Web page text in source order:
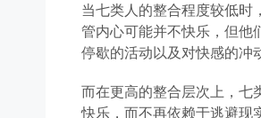
当七类人的整合程度较低时
管内心可能并不快乐，但他
停歇的活动以及对快感的冲
而在更高的整合层次上，七
快乐，而不再依赖于逃避现